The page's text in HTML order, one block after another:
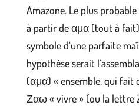
Amazone. Le plus
à partir de αμα (tout à
symbole d’une parfaite
hypothèse serait
(αμα) « ensemble, qui fait
Ζαω « vivre » (ou la lettre